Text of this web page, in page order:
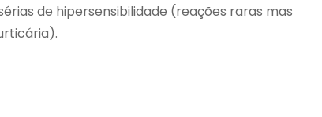
de hipersensibilidade (reações raras mas